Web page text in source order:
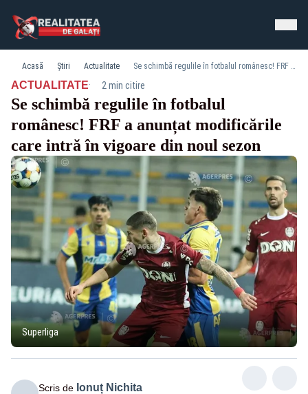
Acasă Știri Actualitate Se schimbă regulile în fotbalul românesc! FRF a anunțat modificările care intră în vigoare din noul sezon
ACTUALITATE· 2 min citire
Se schimbă regulile în fotbalul
românesc! FRF a anunțat modificările
care intră în vigoare din noul sezon
Superliga
Scris de Ionuț Nichita